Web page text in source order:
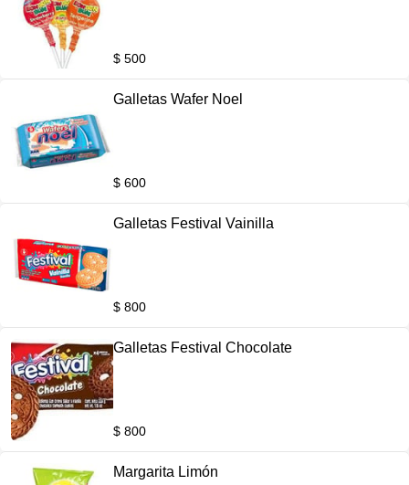
$ 500
Galletas Wafer Noel
$ 600
Galletas Festival Vainilla
$ 800
Galletas Festival Chocolate
$ 800
Margarita Limón